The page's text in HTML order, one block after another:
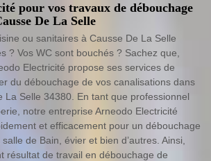
pour vos travaux de débouchage
De La Selle
ou sanitaires à Causse De La Selle
? Vos WC sont bouchés ? Sachez que,
Electricité propose ses services de
du débouchage de vos canalisations dans
La Selle 34380. En tant que professionnel
notre entreprise Arneodo Electricité
et efficacement pour un débouchage
de Bain, évier et bien d’autres. Ainsi,
résultat de travail en débouchage de